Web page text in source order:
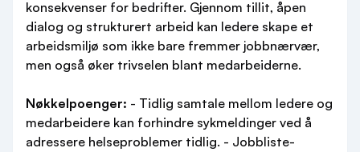
konsekvenser for bedrifter. Gjennom tillit, åpen
dialog og strukturert arbeid kan ledere skape et
arbeidsmiljø som ikke bare fremmer jobbnærvær,
men også øker trivselen blant medarbeiderne.
Nøkkelpoenger: - Tidlig samtale mellom ledere og
medarbeidere kan forhindre sykmeldinger ved å
adressere helseproblemer tidlig. - Jobbliste-